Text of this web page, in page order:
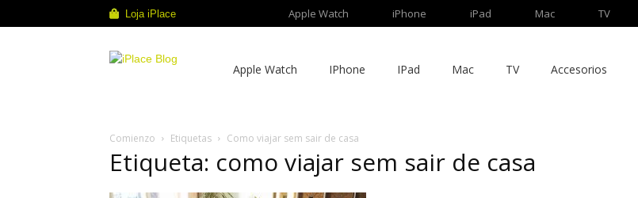
Loja iPlace Apple Watch iPhone iPad Mac TV
Apple Watch IPhone IPad Mac TV Accesorios
Comienzo Etiquetas Como viajar sem sair de casa
Etiqueta: como viajar sem sair de casa